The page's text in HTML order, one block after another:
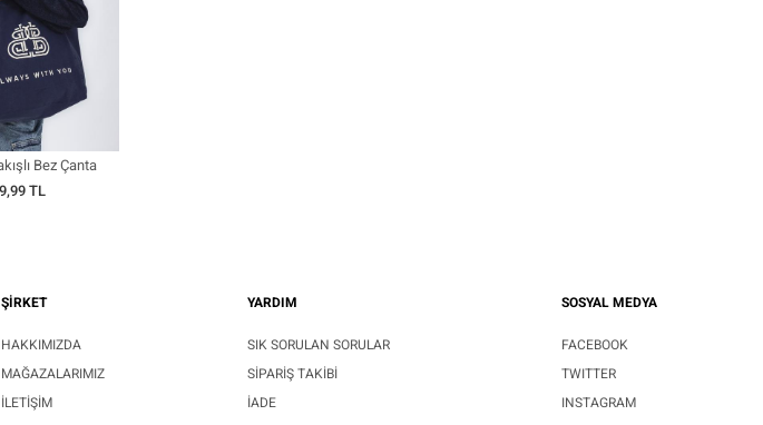
Bez Çanta
TL
ŞİRKET
HAKKIMIZDA
MAĞAZALARIMIZ
İLETIŞIM
YARDIM
SIK SORULAN SORULAR
SIPARIŞ TAKIBI
İADE
SOSYAL MEDYA
FACEBOOK
TWITTER
INSTAGRAM